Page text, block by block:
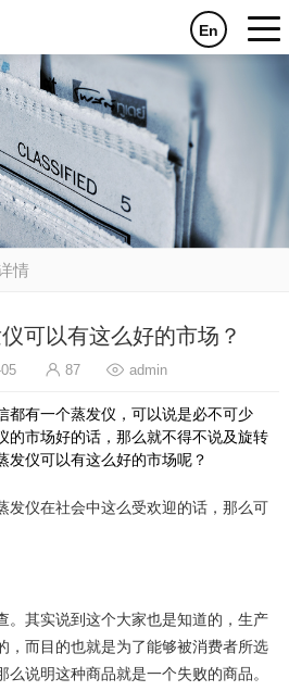
En
情
可以有这么好的市场？
05 87 admin
有一个蒸发仪，可以说是必不可少
的市场好的话，那么就不得不说及旋转
发仪可以有这么好的市场呢？
仪在社会中这么受欢迎的话，那么可
其实说到这个大家也是知道的，生产
，而目的也就是为了能够被消费者所选
说明这种商品就是一个失败的商品。